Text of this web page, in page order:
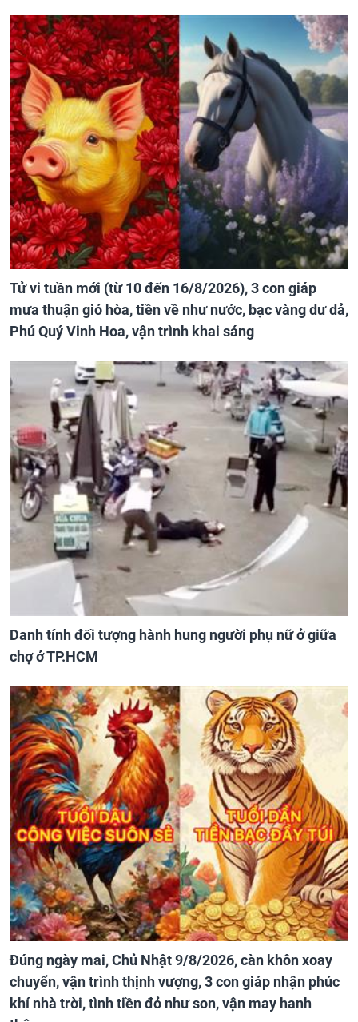
Tử vi tuần mới (từ 10 đến 16/8/2026), 3 con giáp
mưa thuận gió hòa, tiền về như nước, bạc vàng dư dả,
Phú Quý Vinh Hoa, vận trình khai sáng
Danh tính đối tượng hành hung người phụ nữ ở giữa
chợ ở TP.HCM
Đúng ngày mai, Chủ Nhật 9/8/2026, càn khôn xoay
chuyển, vận trình thịnh vượng, 3 con giáp nhận phúc
khí nhà trời, tình tiền đỏ như son, vận may hanh